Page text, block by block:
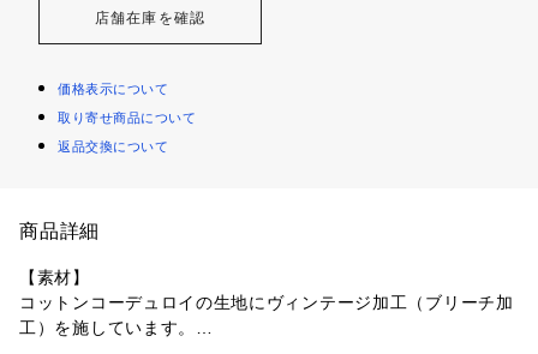
店舗在庫を確認
価格表示について
取り寄せ商品について
返品交換について
商品詳細
【素材】
コットンコーデュロイの生地にヴィンテージ加工（ブリーチ加
工）を施しています。